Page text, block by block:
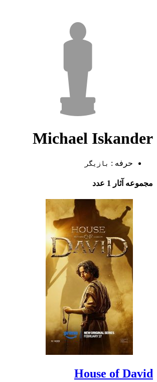
Michael Iskander
حرفه : بازیگر
مجموعه آثار 1 عدد
House of David